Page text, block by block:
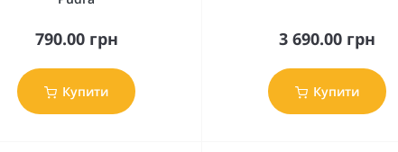
790.00 грн
Купити
3 690.00 грн
Купити